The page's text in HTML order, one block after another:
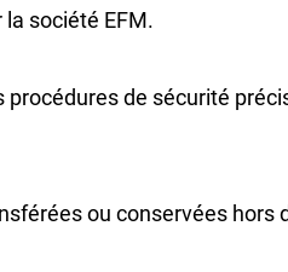
société EFM.
procédures de sécurité
ou conservées hors